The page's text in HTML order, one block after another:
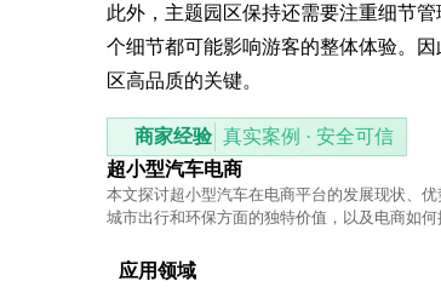
此外，主题园区保持还需要注重细节
个细节都可能影响游客的整体体验。
区高品质的关键。
商家经验 真实案例 · 安全可信
超小型汽车电商
本文探讨超小型汽车在电商平台的发展现状、
城市出行和环保方面的独特价值，以及电商如
应用领域